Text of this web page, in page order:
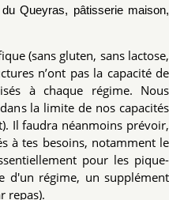
Queyras, pâtisserie maison,
(sans gluten, sans lactose,
n’ont pas la capacité de
à chaque régime. Nous
la limite de nos capacités
Il faudra néanmoins prévoir,
à tes besoins, notamment le
pour les pique-
d'un régime, un supplément
repas).